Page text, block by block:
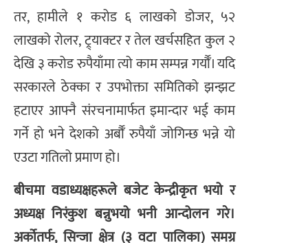
तर, हामीले १ करोड ६ लाखको डोजर, ५२
लाखको रोलर, ट्र्याक्टर र तेल खर्चसहित कुल २
देखि ३ करोड रुपैयाँमा त्यो काम सम्पन्न गर्यौँ। यदि
सरकारले ठेक्का र उपभोक्ता समितिको झन्झट
हटाएर आफ्नै संरचनामार्फत इमान्दार भई काम
गर्ने हो भने देशको अर्बौँ रुपैयाँ जोगिन्छ भन्ने यो
एउटा गतिलो प्रमाण हो।
​बीचमा वडाध्यक्षहरूले बजेट केन्द्रीकृत भयो र
अध्यक्ष निरंकुश बन्नुभयो भनी आन्दोलन गरे।
अर्कोतर्फ, सिन्जा क्षेत्र (३ वटा पालिका) समग्र